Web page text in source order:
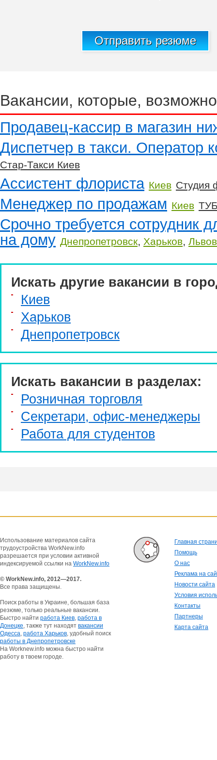
Отправить резюме
Вакансии, которые,
Продавец-кассир в магазин
Диспетчер в такси. Оператор
Стар-Такси Киев
Ассистент флориста Киев Студия
Менеджер по продажам Киев
Срочно требуется сотрудник
на дому Днепропетровск, Харьков, Львов
Искать другие вакансии в
Киев
Харьков
Днепропетровск
Искать вакансии в разделах:
Розничная торговля
Секретари, офис-менеджеры
Работа для студентов
Использование материалов сайта
трудоустройства WorkNew.info
разрешается при условии активной
индексируемой ссылки на WorkNew.info
© WorkNew.info, 2012—2017.
Все права защищены.
Поиск работы в Украине, большая база
резюме, только реальные вакансии.
Быстро найти работа Киев, работа в
Донецке, также тут находят вакансии
Одесса, работа Харьков, удобный поиск
работы в Днепропетровске
На Worknew.info можна быстро найти
работу в твоем городе.
Главная
Помощь
О нас
Реклама на
Новости сайта
Условия
Контакты
Партнеры
Карта сайта